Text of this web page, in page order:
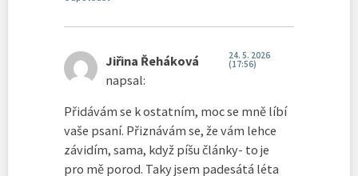
Jiřina Řeháková
napsal:
24. 5. 2026
(17:56)
Přidávám se k ostatním, moc se mně líbí
vaše psaní. Přiznávám se, že vám lehce
závidím, sama, když píšu články- to je
pro mě porod. Taky jsem padesátá léta